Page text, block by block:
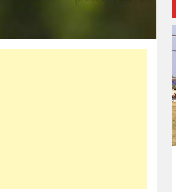
महत्वाच्या बातम्या
What Is a Front-End Developer?